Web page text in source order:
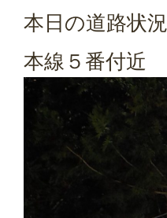
本日の道路状況
本線５番付近